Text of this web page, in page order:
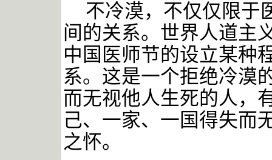
不冷漠，不仅仅限于
间的关系。世界人道主
中国医师节的设立某种
系。这是一个拒绝冷漠
而无视他人生死的人，
己、一家、一国得失而
之怀。